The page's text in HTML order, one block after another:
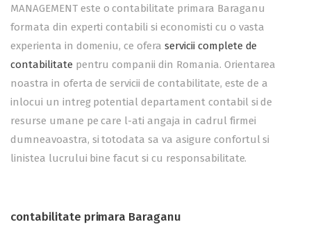
MANAGEMENT este o contabilitate primara Baraganu
formata din experti contabili si economisti cu o vasta
experienta in domeniu, ce oferaservicii complete de
contabilitate pentru companii din Romania. Orientarea
noastra in oferta de servicii de contabilitate, este de a
inlocui un intreg potential departament contabil si de
resurse umane pe care l-ati angaja in cadrul firmei
dumneavoastra, si totodata sa va asigure confortul si
linistea lucrului bine facut si cu responsabilitate.
contabilitate primara Baraganu